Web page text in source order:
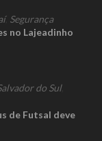
, Segurança
no Lajeadinho
do Sul,
de Futsal deve